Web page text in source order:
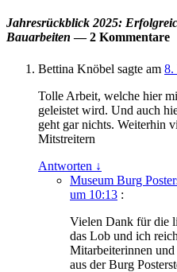
Jahresrückblick 2025:
Bauarbeiten — 2 Kommentare
Bettina Knöbel sagte am 8.
Tolle Arbeit, welche hier
geleistet wird. Und auch
geht gar nichts. Weiterhin
Mitstreitern
Antworten ↓
Museum Burg
um 10:13 :
Vielen Dank für die
das Lob und ich
Mitarbeiterinnen
aus der Burg